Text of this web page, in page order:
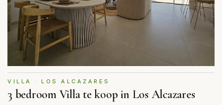
VILLA · LOS ALCAZARES
3 bedroom Villa te koop in Los Alcazares